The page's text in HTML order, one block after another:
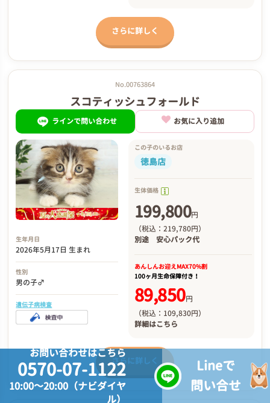
さらに詳しく
No.00763864
スコティッシュフォールド
ラインで問い合わせ お気に入り追加
生年月日
2026年5月17日 生まれ
性別
男の子♂
遺伝子病検査
この子のいるお店
徳島店
生体価格
199,800円
（税込：219,780円）
別途 安心パック代
あんしんお迎えMAX70%割
100ヶ月生命保障付き！
89,850円
（税込：109,830円）
詳細はこちら
さらに詳しく
お問い合わせはこちら
0570-07-1122
10:00～20:00（ナビダイヤ
ル）
Lineで
問い合せ